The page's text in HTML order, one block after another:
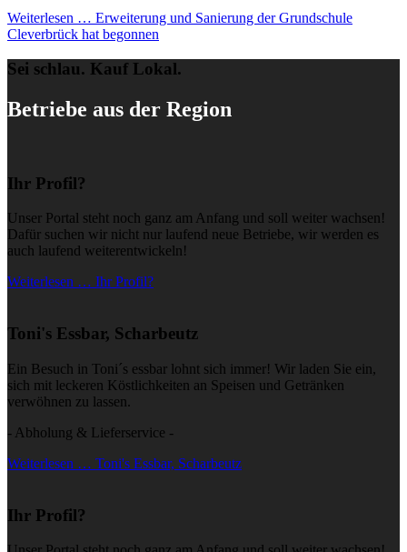
Weiterlesen … Erweiterung und Sanierung der Grundschule
Cleverbrück hat begonnen
Sei schlau. Kauf Lokal.
Betriebe aus der Region
Ihr Profil?
Unser Portal steht noch ganz am Anfang und soll weiter wachsen!
Dafür suchen wir nicht nur laufend neue Betriebe, wir werden es
auch laufend weiterentwickeln!
Weiterlesen … Ihr Profil?
Toni's Essbar, Scharbeutz
Ein Besuch in Toni´s essbar lohnt sich immer! Wir laden Sie ein,
sich mit leckeren Köstlichkeiten an Speisen und Getränken
verwöhnen zu lassen.
- Abholung & Lieferservice -
Weiterlesen … Toni's Essbar, Scharbeutz
Ihr Profil?